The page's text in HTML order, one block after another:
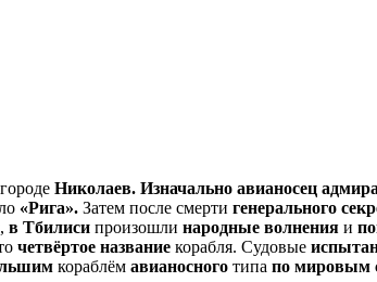
Николаев. Изначально авианосец
«Рига». Затем после смерти генерального
в Тбилиси произошли народные волнения и
четвёртое название корабля. Судовые
кораблём авианосного типа по мировым